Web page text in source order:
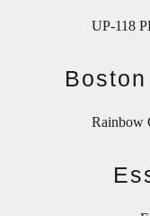
UP-118
Rainbow